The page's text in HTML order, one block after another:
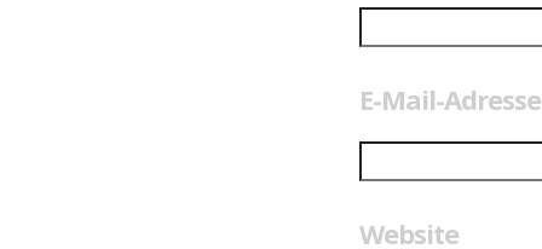
E-Mail-
Website